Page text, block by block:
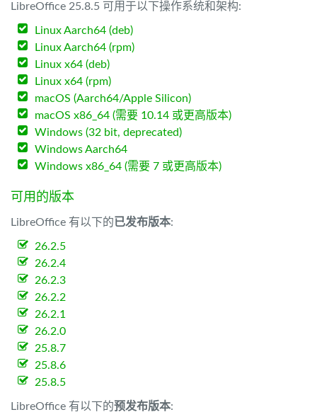
LibreOffice 25.8.5 可用于以下操作系统和架构:
Linux Aarch64 (deb)
Linux Aarch64 (rpm)
Linux x64 (deb)
Linux x64 (rpm)
macOS (Aarch64/Apple Silicon)
macOS x86_64 (需要 10.14 或更高版本)
Windows (32 bit, deprecated)
Windows Aarch64
Windows x86_64 (需要 7 或更高版本)
可用的版本
LibreOffice 有以下的已发布版本:
26.2.5
26.2.4
26.2.3
26.2.2
26.2.1
26.2.0
25.8.7
25.8.6
25.8.5
LibreOffice 有以下的预发布版本: